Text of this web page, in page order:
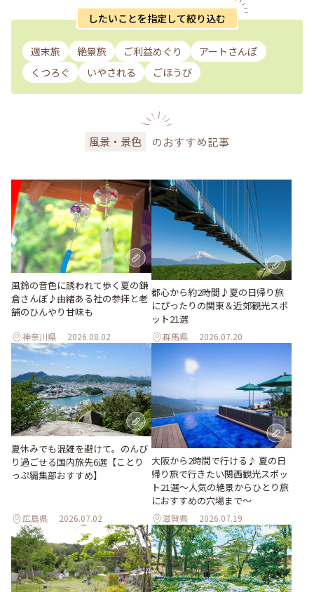
したいことを指定して絞り込む
週末旅 絶景旅 ご利益めぐり
アートさんぽ
くつろぐ
いやされる ごほうび
風景・景色 のおすすめ記事
風鈴の音色に誘われて歩く夏の鎌
倉さんぽ♪由緒ある社の参拝と老
舗のひんやり甘味も
神奈川県 2026.08.02
都心から約2時間♪夏の日帰り旅
にぴったりの関東＆近郊観光スポ
ット21選
群馬県 2026.07.20
夏休みでも混雑を避けて。のんび
り過ごせる国内旅先6選【ことり
っぷ編集部おすすめ】
広島県 2026.07.02
大阪から2時間で行ける♪ 夏の日
帰り旅で行きたい関西観光スポッ
ト21選～人気の絶景からひとり旅
におすすめの穴場まで～
滋賀県 2026.07.19